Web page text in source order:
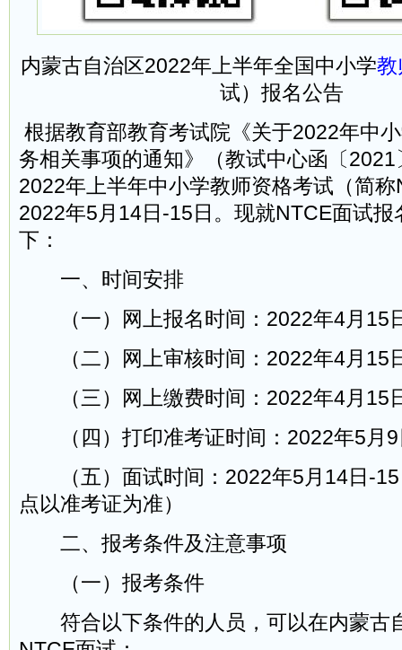
内蒙古自治区2022年上半年全国中小学教
试）报名公告
根据教育部教育考试院《关于2022年中
务相关事项的通知》（教试中心函〔
2022年上半年中小学教师资格考试（简
2022年5月14日-15日。现就NTCE面试报
下：
一、时间安排
（一）网上报名时间：2022年4月15
（二）网上审核时间：2022年4月15
（三）网上缴费时间：2022年4月15
（四）打印准考证时间：2022年5月
（五）面试时间：2022年5月14日-15
点以准考证为准）
二、报考条件及注意事项
（一）报考条件
符合以下条件的人员，可以在内蒙古